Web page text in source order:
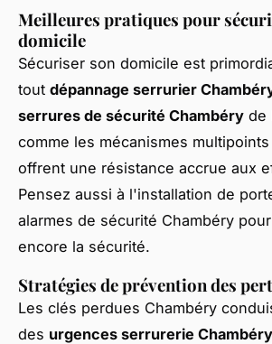
Meilleures pratiques pour
domicile
Sécuriser son domicile est
tout dépannage serrurier
serrures de sécurité Chambéry de
comme les mécanismes
offrent une résistance accrue aux
Pensez aussi à l'installation de
alarmes de sécurité Chambéry
encore la sécurité.
Stratégies de prévention des
Les clés perdues Chambéry
des urgences serrurerie Chambéry